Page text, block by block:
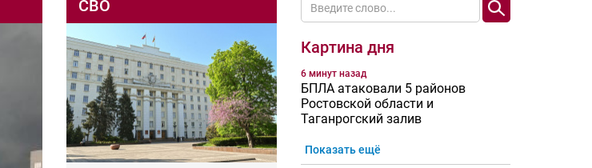
СВО
Картина дня
6 минут назад
БПЛА атаковали 5 районов
Ростовской области и
Таганрогский залив
Показать ещё